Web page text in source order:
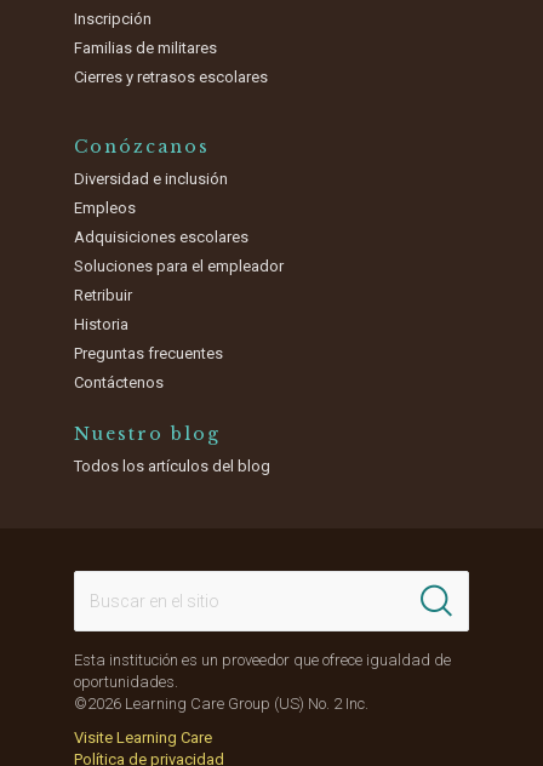
Inscripción
Familias de militares
Cierres y retrasos escolares
Conózcanos
Diversidad e inclusión
Empleos
Adquisiciones escolares
Soluciones para el empleador
Retribuir
Historia
Preguntas frecuentes
Contáctenos
Nuestro blog
Todos los artículos del blog
Esta institución es un proveedor que ofrece igualdad de
oportunidades.
©2026 Learning Care Group (US) No. 2 Inc.
Visite Learning Care
Política de privacidad